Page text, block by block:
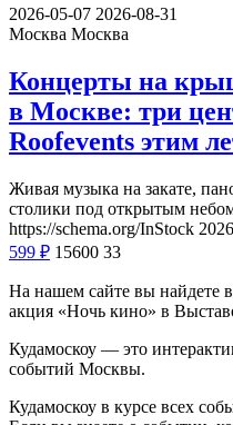
2026-05-07 2026-08-31
Москва Москва
Концерты на
в Москве: три
Roofevents этим
Живая музыка на закате,
столики под открытым
https://schema.org/InStock
599 ₽ 15600 33
На нашем сайте вы найдете
акция «Ночь кино» в
Кудамоскоу — это
событий Москвы.
Кудамоскоу в курсе всех